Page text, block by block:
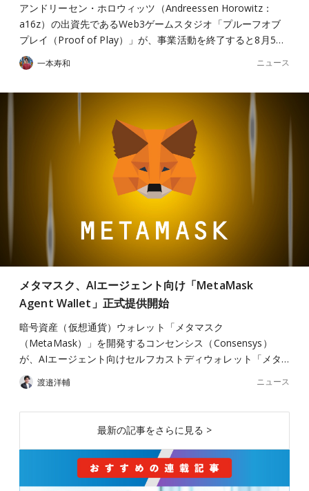
アンドリーセン・ホロウィッツ（Andreessen Horowitz：
a16z）の出資先であるWeb3ゲームスタジオ「プルーフオブ
プレイ（Proof of Play）」が、事業活動を終了すると8月5…
一本寿和 ニュース
メタマスク、AIエージェント向け「MetaMask
Agent Wallet」正式提供開始
暗号資産（仮想通貨）ウォレット「メタマスク
（MetaMask）」を開発するコンセンシス（Consensys）
が、AIエージェント向けセルフカストディウォレット「メタ…
渡邉洋輔 ニュース
最新の記事をさらに見る >